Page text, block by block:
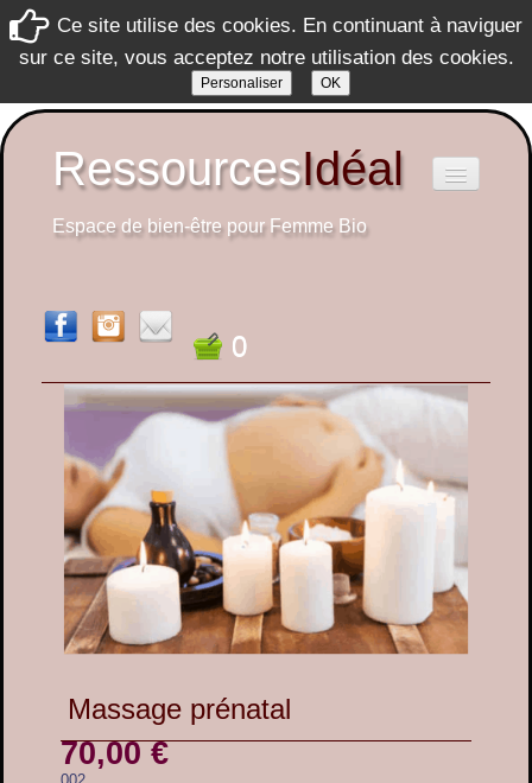
Ce site utilise des cookies. En continuant à naviguer
sur ce site, vous acceptez notre utilisation des cookies.
Personaliser OK
RessourcesIdéal
Espace de bien-être pour Femme Bio
Ressources Idéal
Prestations
Cadeaux▼
Témoignages
Contact
0
Massage prénatal
70,00 €